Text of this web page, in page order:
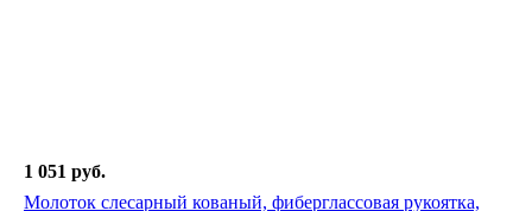
1 051 руб.
Молоток слесарный кованый, фиберглассовая рукоятка,